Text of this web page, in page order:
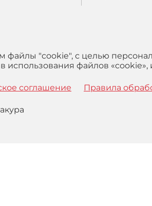
файлы "cookie", с целью
использования файлов «cookie»,
соглашение Правила